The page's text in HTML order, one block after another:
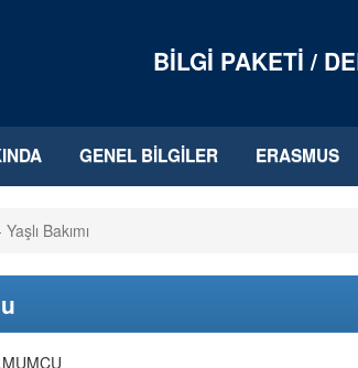
BILGI PAKETI /
GENEL BILGILER ERASMUS
Bakımı